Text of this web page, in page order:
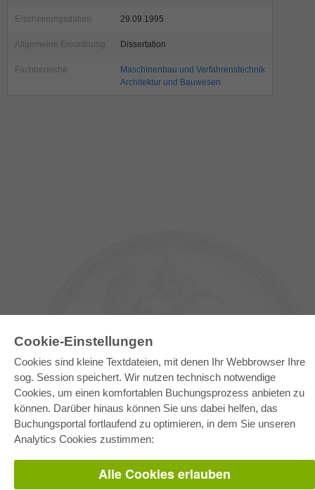
Cookie-Einstellungen
Cookies sind kleine Textdateien, mit denen Ihr Webbrowser Ihre
sog. Session speichert. Wir nutzen technisch notwendige
Cookies, um einen komfortablen Buchungsprozess anbieten zu
können. Darüber hinaus können Sie uns dabei helfen, das
Buchungsportal fortlaufend zu optimieren, in dem Sie unseren
Analytics Cookies zustimmen:
Alle Cookies erlauben
Erscheinungsdatum 29.09.1995
Allgemeine Einordnung Dissertation
Fachbereiche
Maschinenbau und Verfahrenstechnik
Architektur und Bauwesen
E-COLLECTION
Gesamtpaket
Fachbereichspakete
Bereitstellung von E-Books
WEBSHOP